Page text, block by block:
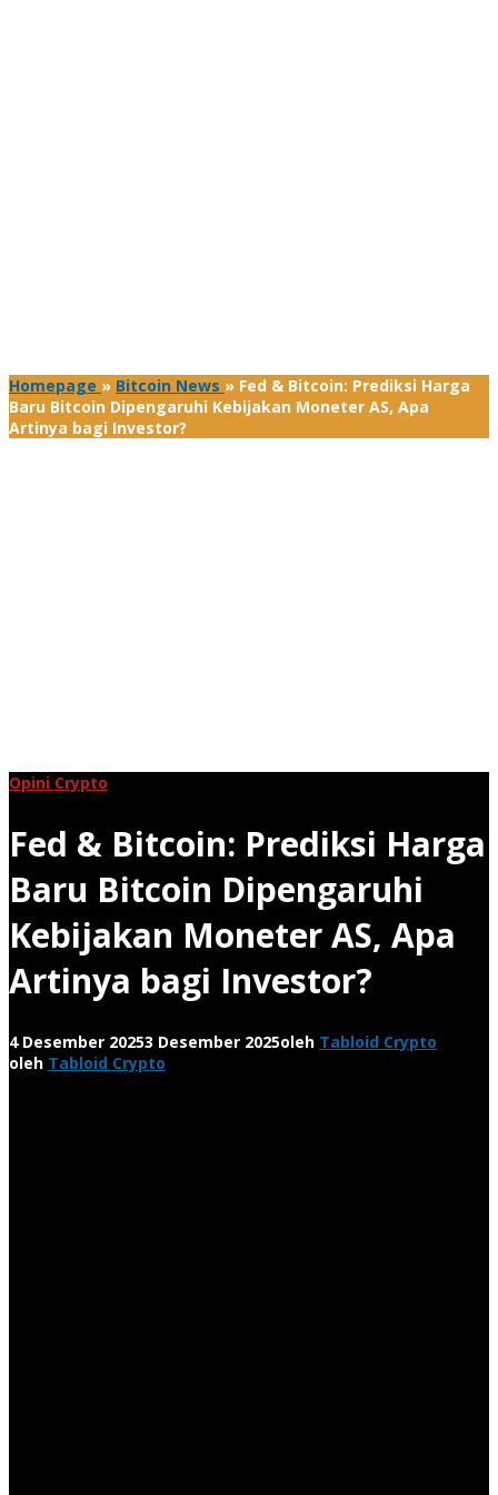
Homepage » Bitcoin News » Fed & Bitcoin: Prediksi Harga
Baru Bitcoin Dipengaruhi Kebijakan Moneter AS, Apa
Artinya bagi Investor?
Opini Crypto
Fed & Bitcoin: Prediksi Harga
Baru Bitcoin Dipengaruhi
Kebijakan Moneter AS, Apa
Artinya bagi Investor?
4 Desember 20253 Desember 2025oleh Tabloid Crypto
oleh Tabloid Crypto